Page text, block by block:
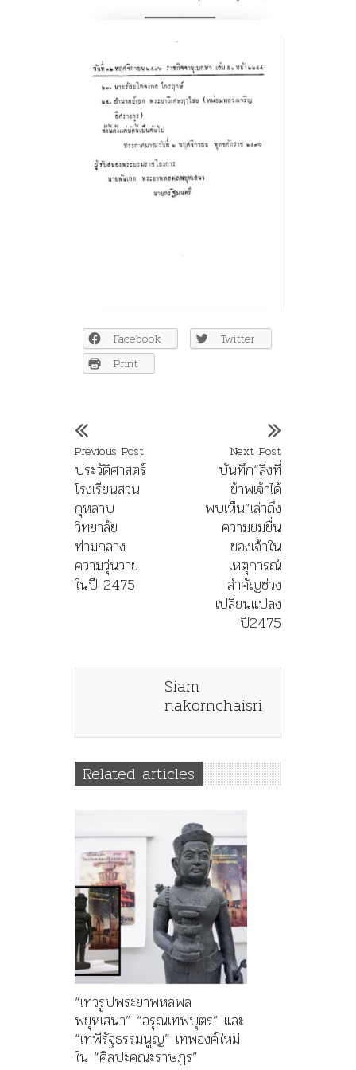
Facebook
Twitter
Print
Previous Post
ประวัติศาสตร์
โรงเรียนสวน
กุหลาบ
วิทยาลัย
ท่ามกลาง
ความวุ่นวาย
ในปี 2475
Next Post
บันทึก“สิ่งที่
ข้าพเจ้าได้
พบเห็น”เล่าถึง
ความขมขื่น
ของเจ้าใน
เหตุการณ์
สำคัญช่วง
เปลี่ยนแปลง
ปี2475
Siam
nakornchaisri
Related articles
“เทวรูปพระยาพหลพล
พยุหเสนา” “อรุณเทพบุตร” และ
“เทพีรัฐธรรมนูญ” เทพองค์ใหม่
ใน “ศิลปะคณะราษฎร”